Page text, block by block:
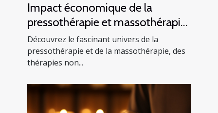
Impact économique de la
pressothérapie et massothérapie :
une analyse de l'industrie du
bien-être
Découvrez le fascinant univers de la
pressothérapie et de la massothérapie, des
thérapies non...